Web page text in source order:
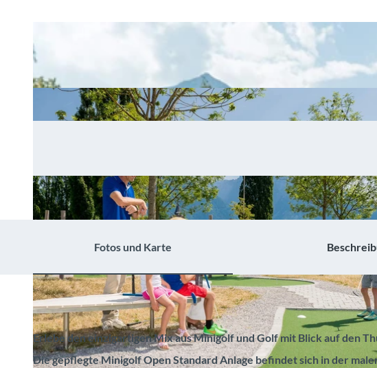
Fotos und Karte
Erlebe den einzigartigen Mix aus Minigolf und Golf mit Blick auf den
Die gepflegte Minigolf Open Standard Anlage befindet sich in der